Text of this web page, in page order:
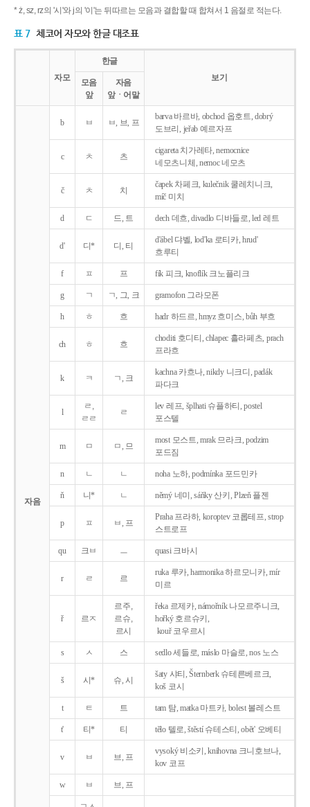
* ż, sz, rz의 '시'와 j의 '이'는 뒤따르는 모음과 결합할 때 합쳐서 1 음절로 적는다.
표 7 체코어 자모와 한글 대조표
자모
한글
보기
모음
앞
자음
앞ㆍ어말
자음
b ㅂ ㅂ, 브, 프
barva 바르바, obchod 옵호트, dobrý
도브리, jeřab 예르자프
c ㅊ 츠
cigareta 치가레타, nemocnice
네모츠니체, nemoc 네모츠
č ㅊ 치
čapek 차페크, kulečnik 쿨레치니크,
míč 미치
d ㄷ 드, 트 dech 데흐, divadlo 디바들로, led 레트
d' 디* 디, 티
d'ábel 댜벨, lod'ka 로티카, hrud'
흐루티
f ㅍ 프 fík 피크, knoflík 크노플리크
g ㄱ ㄱ, 그, 크 gramofon 그라모폰
h ㅎ 흐 hadr 하드르, hmyz 흐미스, bůh 부흐
ch ㅎ 흐
choditi 호디티, chlapec 흘라페츠, prach
프라흐
k ㅋ ㄱ, 크
kachna 카흐나, nikdy 니크디, padák
파다크
l
ㄹ,
ㄹㄹ
ㄹ
lev 레프, šplhati 슈플하티, postel
포스텔
m ㅁ ㅁ, 므
most 모스트, mrak 므라크, podzim
포드짐
n ㄴ ㄴ noha 노하, podmínka 포드민카
ň 니* ㄴ němý 네미, sáňky 산키, Plzeň 플젠
p ㅍ ㅂ, 프
Praha 프라하, koroptev 코롭테프, strop
스트로프
qu 크ㅂ ㅡ quasi 크바시
r ㄹ 르
ruka 루카, harmonika 하르모니카, mír
미르
ř 르ㅈ
르주,
르슈,
르시
řeka 르제카, námořník 나모르주니크,
hořký 호르슈키,
kouř 코우르시
s ㅅ 스 sedlo 세들로, máslo 마슬로, nos 노스
š 시* 슈, 시
šaty 샤티, Šternberk 슈테른베르크,
koš 코시
t ㅌ 트 tam 탐, matka 마트카, bolest 볼레스트
t' 티* 티 tělo 텔로, štěstí 슈테스티, obět' 오베티
v ㅂ 브, 프
vysoký 비소키, knihovna 크니호브나,
kov 코프
w ㅂ 브, 프